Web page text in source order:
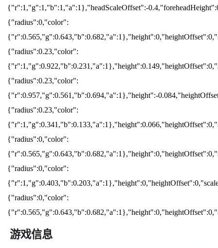
{"r":1,"g":1,"b":1,"a":1},"headScaleOffset":-
{"radius":0,"color":
{"radius":0.23,"color":
{"radius":0.23,"color":
{"r":0.957,"g":0.561,"b":0.694,"a":1},"height":-
{"radius":0.23,"color":
{"radius":0,"color":
{"radius":0,"color":
{"radius":0,"color":
游戏信息